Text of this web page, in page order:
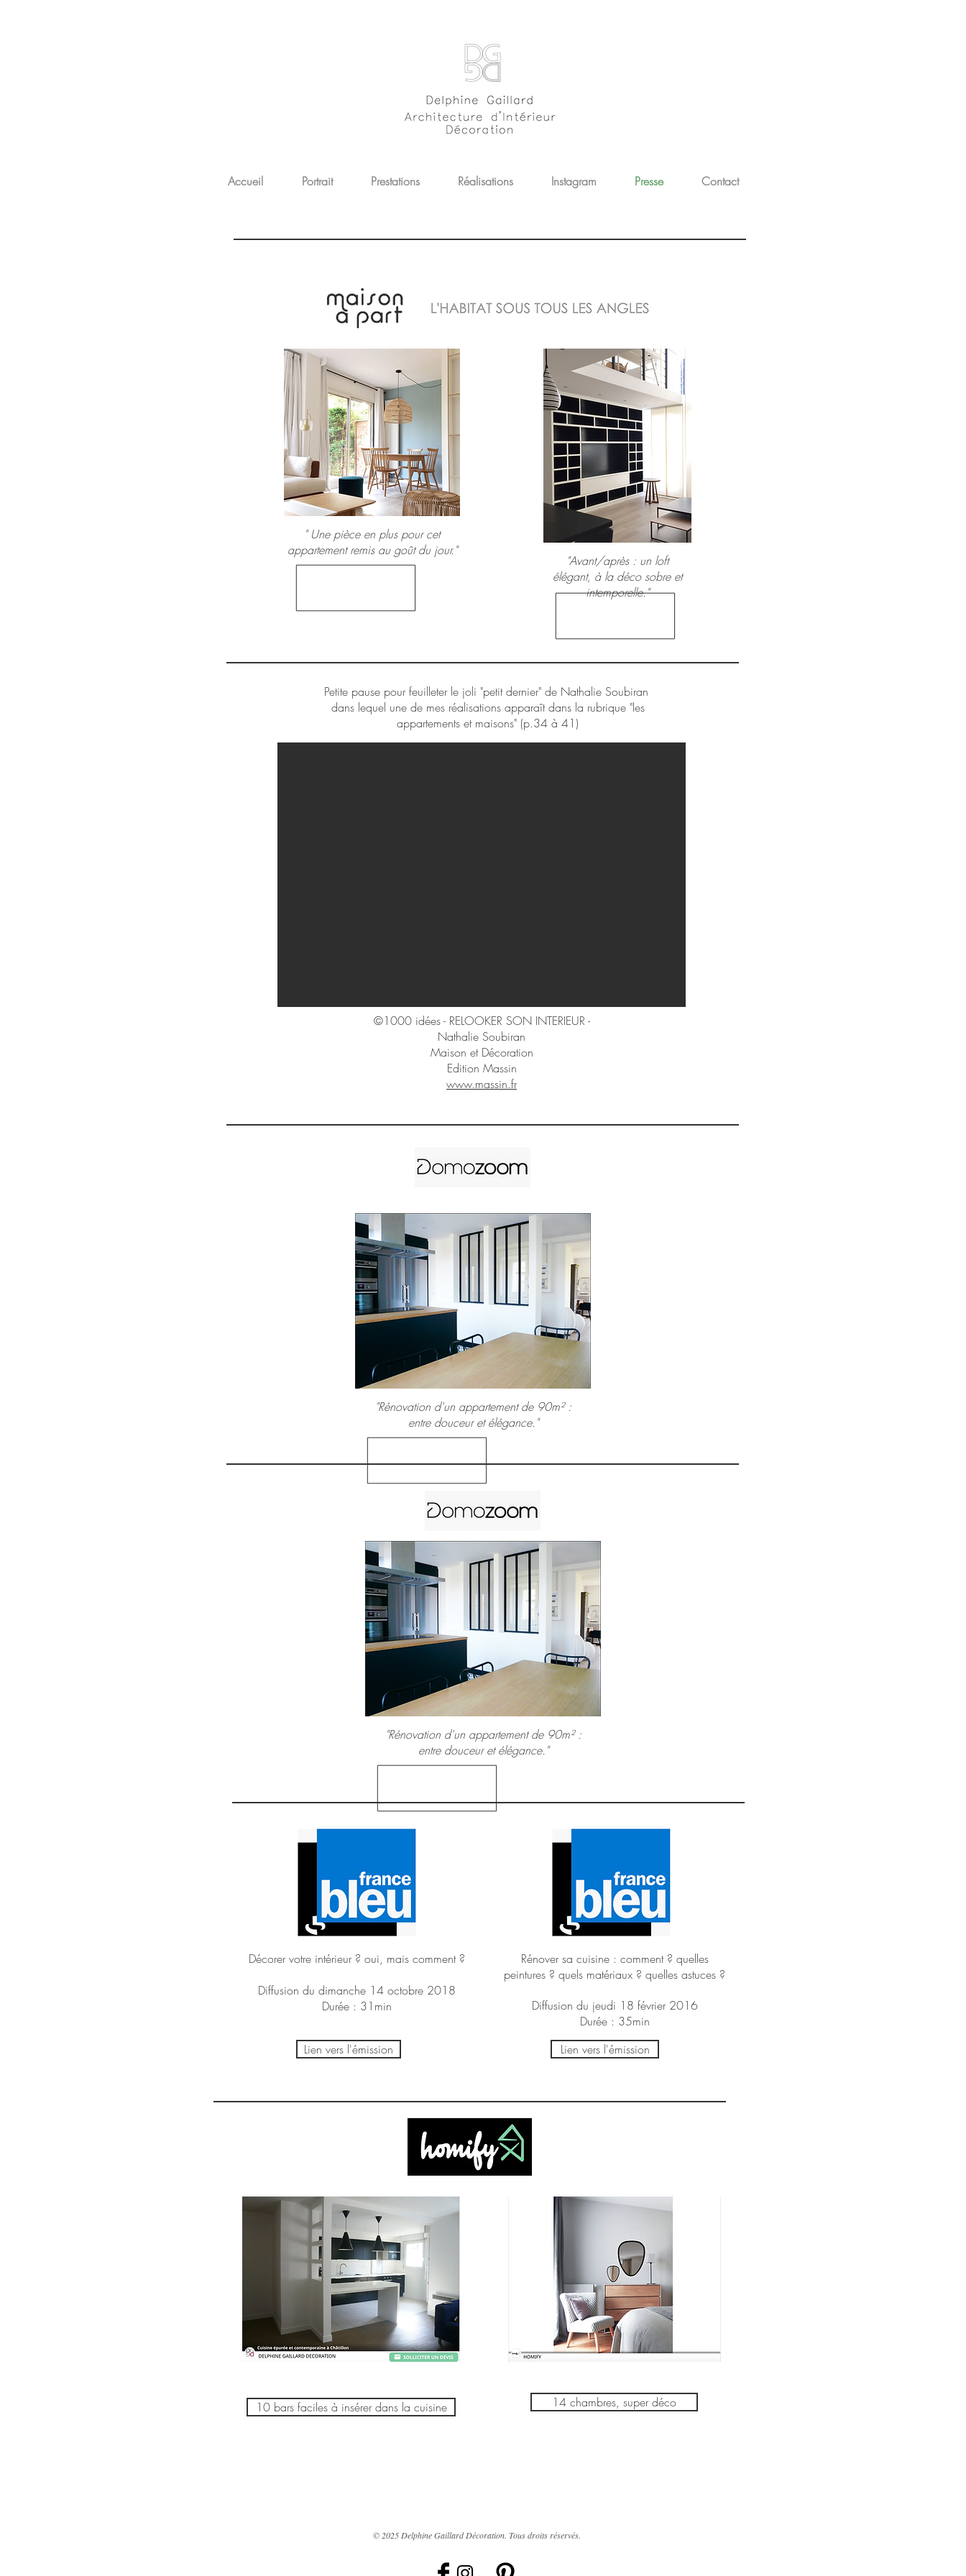
Accueil Portrait Prestations Réalisations Instagram Presse Contact
" Une pièce en plus pour cet
appartement remis au goût du jour."
"Avant/après : un loft
élégant, à la déco sobre et
intemporelle."
Petite pause pour feuilleter le joli "petit dernier" de Nathalie Soubiran
dans lequel une de mes réalisations apparaît dans la rubrique "les
appartements et maisons" (p.34 à 41)
©1000 idées - RELOOKER SON INTERIEUR -
Nathalie Soubiran
Maison et Décoration
Edition Massin
www.massin.fr
"Rénovation d'un appartement de 90m² :
entre douceur et élégance."
"Rénovation d'un appartement de 90m² :
entre douceur et élégance."
Décorer votre intérieur ? oui, mais comment ?
Diffusion du dimanche 14 octobre 2018
Durée : 31min
Lien vers l'émission
Rénover sa cuisine : comment ? quelles
peintures ? quels matériaux ? quelles astuces ?
Diffusion du jeudi 18 février 2016
Durée : 35min
Lien vers l'émission
10 bars faciles à insérer dans la cuisine 14 chambres, super déco
© 2025 Delphine Gaillard Décoration. Tous droits réservés.